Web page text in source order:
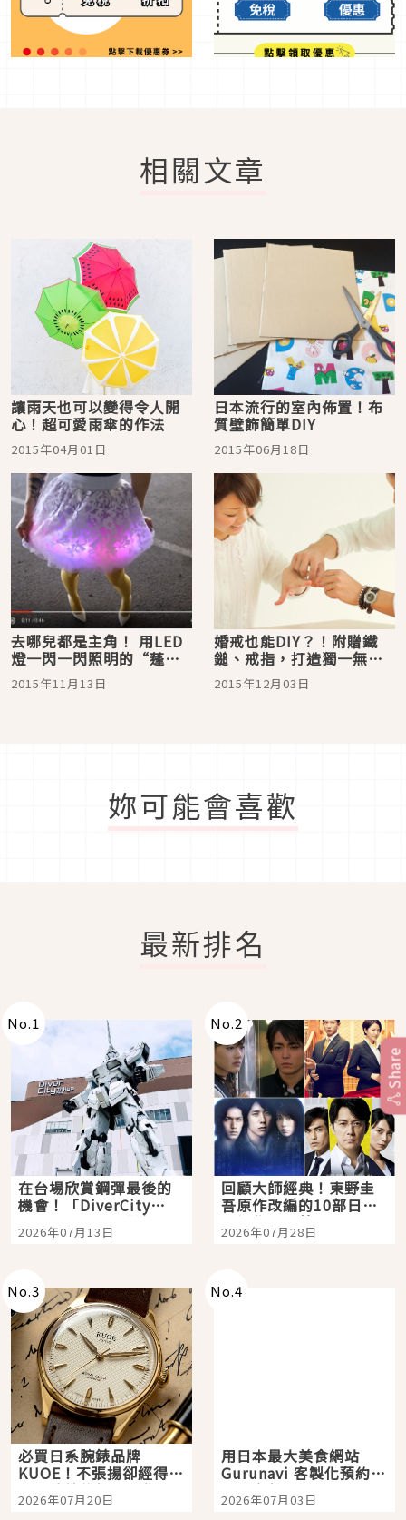
相關文章
讓雨天也可以變得令人開
心！超可愛雨傘的作法
2015年04月01日
日本流行的室內佈置！布
質壁飾簡單DIY
2015年06月18日
去哪兒都是主角！ 用LED
燈一閃一閃照明的“蓬蓬
裙”讓我們DIY吧☆
2015年11月13日
婚戒也能DIY？！附贈鐵
鎚、戒指，打造獨一無二
的浪漫回憶
2015年12月03日
妳可能會喜歡
最新排名
No.1
在台場欣賞鋼彈最後的
機會！「DiverCity
Tokyo Plaza」搭船、
購物、美食及夜景，一
2026年07月13日
No.2
回顧大師經典！東野圭
吾原作改編的10部日本
影視作品推薦
2026年07月28日
No.3
必買日系腕錶品牌
KUOE！不張揚卻經得起
時間洗鍊的經典之作五
選
2026年07月20日
No.4
用日本最大美食網站
Gurunavi 客製化預約九
大都市餐廳，打造專屬
美食體驗！
2026年07月03日
Share